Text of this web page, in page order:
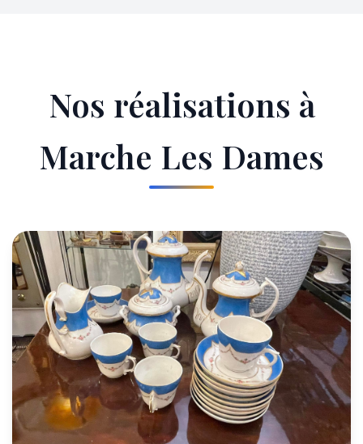
Nos réalisations à
Marche Les Dames